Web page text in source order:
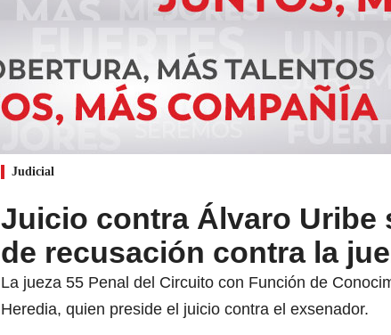
Judicial
Juicio contra Álvaro Uribe
de recusación contra la
La jueza 55 Penal del Circuito con Función de
Heredia, quien preside el juicio contra el exsenador.